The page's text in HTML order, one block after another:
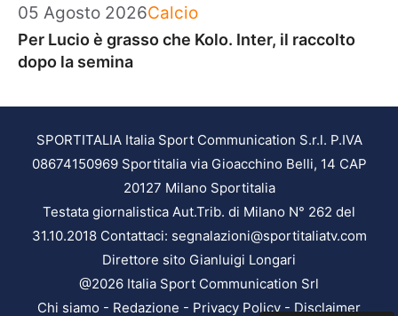
05 Agosto 2026Categorie
Calcio
Per Lucio è grasso che Kolo. Inter, il raccolto
dopo la semina
SPORTITALIA Italia Sport Communication S.r.l. P.IVA
08674150969 Sportitalia via Gioacchino Belli, 14 CAP
20127 Milano Sportitalia
Testata giornalistica Aut.Trib. di Milano N° 262 del
31.10.2018 Contattaci: segnalazioni@sportitaliatv.com
Direttore sito Gianluigi Longari
@2026 Italia Sport Communication Srl
Chi siamo - Redazione - Privacy Policy-Disclaimer